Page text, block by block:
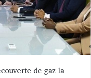
de gaz la